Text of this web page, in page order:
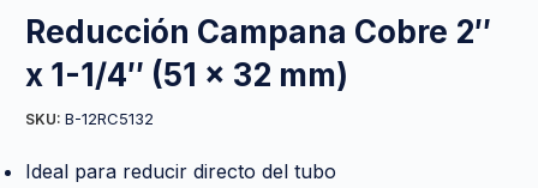
Reducción Campana Cobre 2″
x 1-1/4″ (51 x 32 mm)
SKU: B-12RC5132
Ideal para reducir directo del tubo